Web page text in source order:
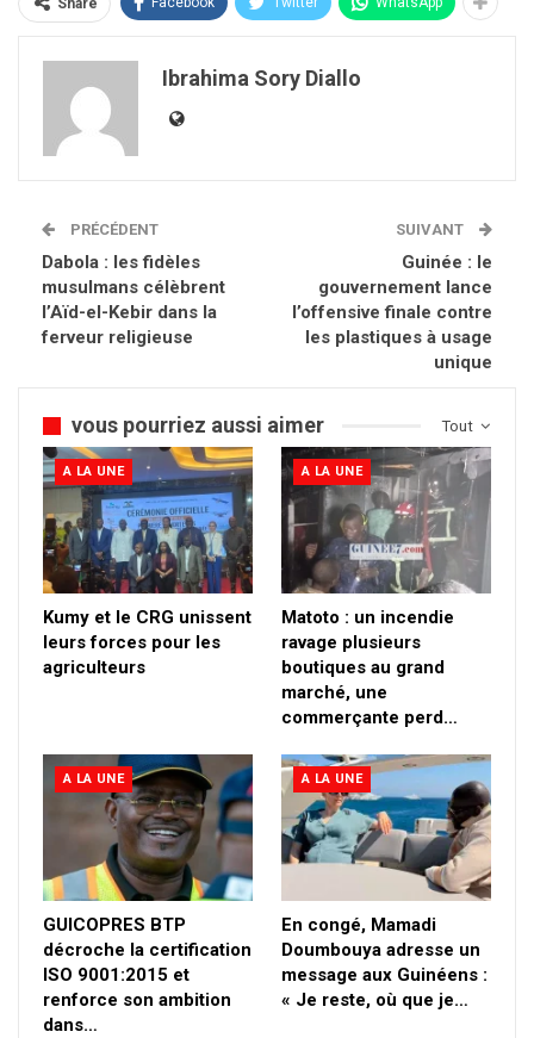
Share
Ibrahima Sory Diallo
PRÉCÉDENT
Dabola : les fidèles
musulmans célèbrent
l’Aïd-el-Kebir dans la
ferveur religieuse
SUIVANT
Guinée : le
gouvernement lance
l’offensive finale contre
les plastiques à usage
unique
Tout
vous pourriez aussi aimer
A LA UNE
Kumy et le CRG unissent
leurs forces pour les
agriculteurs
A LA UNE
Matoto : un incendie
ravage plusieurs
boutiques au grand
marché, une
commerçante perd…
A LA UNE
GUICOPRES BTP
décroche la certification
ISO 9001:2015 et
renforce son ambition
dans…
A LA UNE
En congé, Mamadi
Doumbouya adresse un
message aux Guinéens :
« Je reste, où que je…